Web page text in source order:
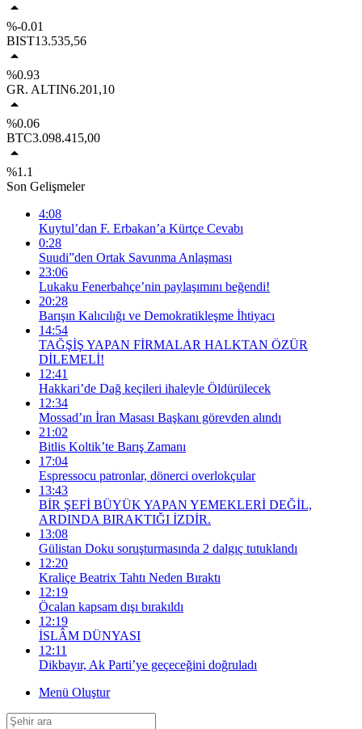
%-0.01
BIST13.535,56
%0.93
GR. ALTIN6.201,10
%0.06
BTC3.098.415,00
%1.1
Son Gelişmeler
4:08
Kuytul’dan F. Erbakan’a Kürtçe Cevabı
0:28
Suudi”den Ortak Savunma Anlaşması
23:06
Lukaku Fenerbahçe’nin paylaşımını beğendi!
20:28
Barışın Kalıcılığı ve Demokratikleşme İhtiyacı
14:54
TAĞŞİŞ YAPAN FİRMALAR HALKTAN ÖZÜR
DİLEMELİ!
12:41
Hakkari’de Dağ keçileri ihaleyle Öldürülecek
12:34
Mossad’ın İran Masası Başkanı görevden alındı
21:02
Bitlis Koltik’te Barış Zamanı
17:04
Espressocu patronlar, dönerci overlokçular
13:43
BİR ŞEFİ BÜYÜK YAPAN YEMEKLERİ DEĞİL,
ARDINDA BIRAKTIĞI İZDİR.
13:08
Gülistan Doku soruşturmasında 2 dalgıç tutuklandı
12:20
Kraliçe Beatrix Tahtı Neden Bıraktı
12:19
Öcalan kapsam dışı bırakıldı
12:19
İSLÂM DÜNYASI
12:11
Dikbayır, Ak Parti’ye geçeceğini doğruladı
Menü Oluştur